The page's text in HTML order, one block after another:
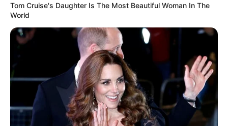
Anti Mainstream, 10 Cara
Membawa Barang Belanjaan
Versi Warga Thailand
Tom Cruise's Daughter Is The Most Beautiful Woman In The
World